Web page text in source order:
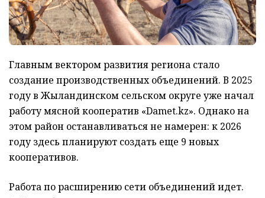
Главным вектором развития региона стало
создание производственных объединений. В 2025
году в Жыландинском сельском округе уже начал
работу мясной кооператив «Damet.kz». Однако на
этом район останавливаться не намерен: к 2026
году здесь планируют создать еще 9 новых
кооперативов.
Работа по расширению сети объединений идет.